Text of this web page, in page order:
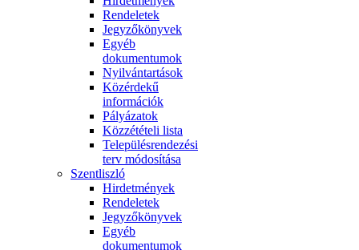
Rendeletek
Jegyzőkönyvek
Egyéb
dokumentumok
Nyilvántartások
Közérdekű
információk
Pályázatok
Közzétételi lista
Településrendezési
terv módosítása
Szentliszló
Hirdetmények
Rendeletek
Jegyzőkönyvek
Egyéb
dokumentumok